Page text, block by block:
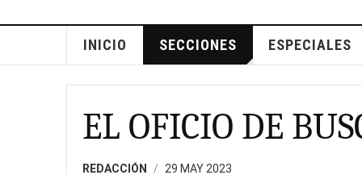
INICIO SECCIONES ESPECIALES
EL OFICIO DE
REDACCIÓN 29 MAY 2023